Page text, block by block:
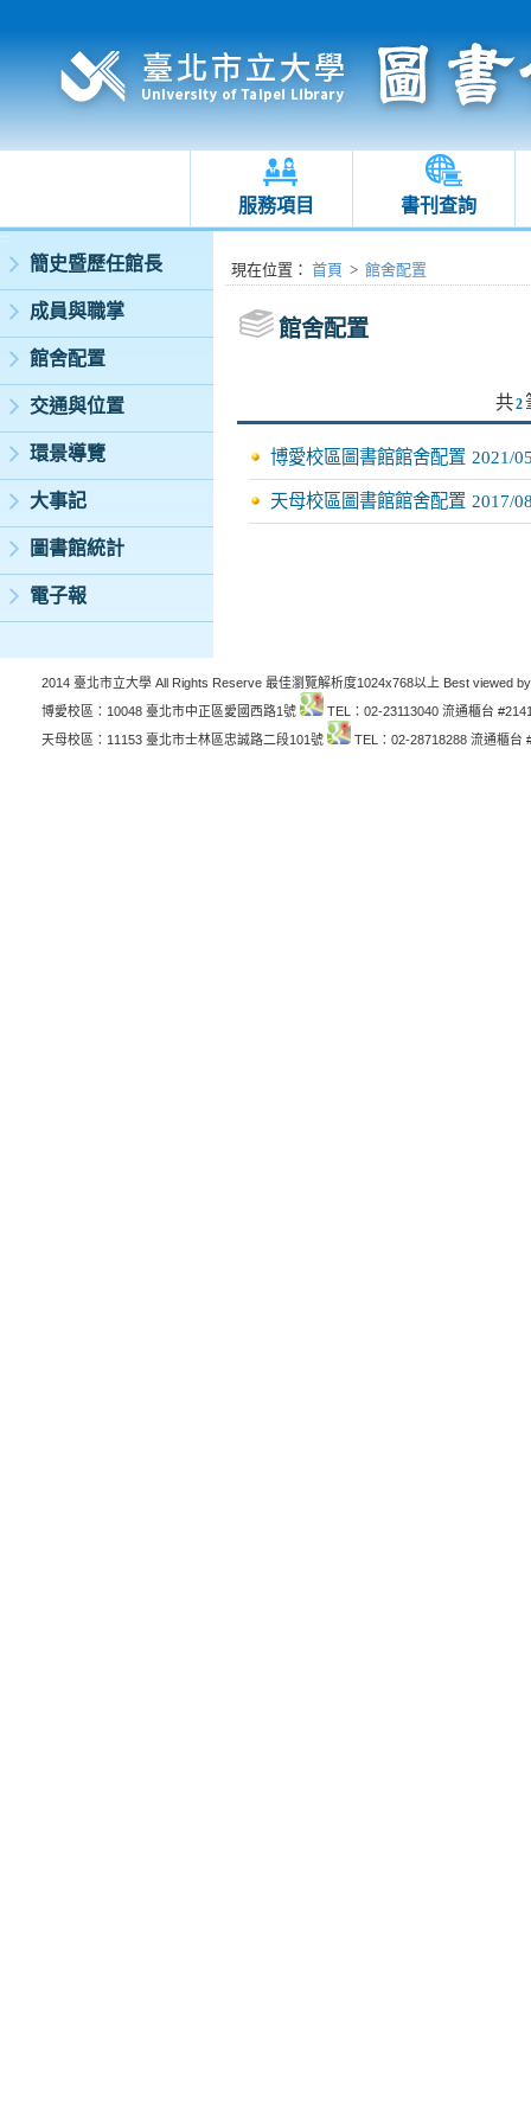
服務項目 書刊查詢
:::
簡史暨歷任館長
成員與職掌
館舍配置
交通與位置
環景導覽
大事記
圖書館統計
電子報
:::現在位置 ： 首頁 > 館舍配置
館舍配置
共2
博愛校區圖書館館舍配置 2021/
天母校區圖書館館舍配置 2017/
2014 臺北市立大學 All Rights Reserve 最佳瀏覽解析度1024x768以上 Best viewed
博愛校區：10048 臺北市中正區愛國西路1號
TEL：02-23113040 流通櫃台
天母校區：11153 臺北市士林區忠誠路二段101號
TEL：02-28718288 流通櫃台